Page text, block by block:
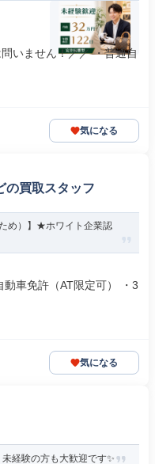
いません！／／ ・普通自
気になる
の買取スタッフ
め）】★ホワイト企業認
車免許（AT限定可） ・3
気になる
経験の方も大歓迎です✨